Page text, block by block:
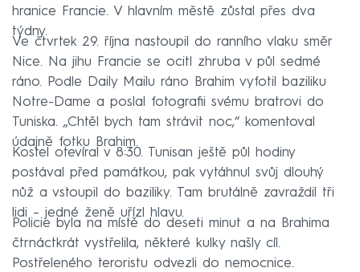
hranice Francie. V hlavním městě zůstal přes dva
týdny.
Ve čtvrtek 29. října nastoupil do ranního vlaku směr
Nice. Na jihu Francie se ocitl zhruba v půl sedmé
ráno. Podle Daily Mailu ráno Brahim vyfotil baziliku
Notre-Dame a poslal fotografii svému bratrovi do
Tuniska. „Chtěl bych tam strávit noc,“ komentoval
údajně fotku Brahim.
Kostel otevíral v 8:30. Tunisan ještě půl hodiny
postával před památkou, pak vytáhnul svůj dlouhý
nůž a vstoupil do baziliky. Tam brutálně zavraždil tři
lidi – jedné ženě uřízl hlavu.
Policie byla na místě do deseti minut a na Brahima
čtrnáctkrát vystřelila, některé kulky našly cíl.
Postřeleného teroristu odvezli do nemocnice.